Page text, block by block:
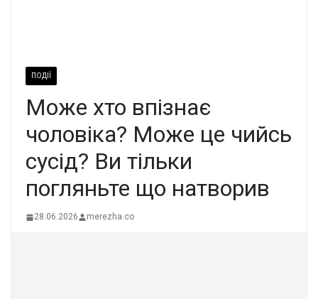
ПОДІЇ
Може хто впізнає
чоловіка? Може це чийсь
сусiд? Ви тільки
погляньте що натворив
28.06.2026 merezha.co